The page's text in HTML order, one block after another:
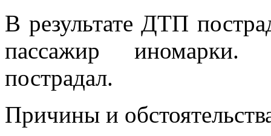
В результате ДТП
пассажир иномарки.
пострадал.
Причины и